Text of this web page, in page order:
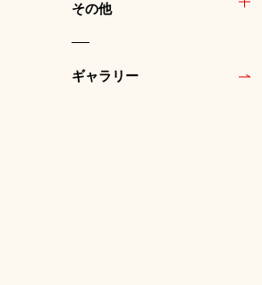
その他
ギャラリー